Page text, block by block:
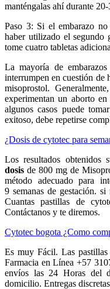
manténgalas ahí durante
Paso 3: Si el embarazo
haber utilizado el segundo
tome cuatro tabletas
La mayoría de
interrumpen en cuestión de
misoprostol.
experimentan un aborto
algunos casos puede
exitoso, debe repetirse
¿Dosis de cytotec para
Los resultados obtenidos
dosis de 800 mg de
método adecuado para
9 semanas de gestación. si
Cuantas pastillas de
Contáctanos y te diremos.
Cytotec bogota ¿Como
Es muy Fácil. Las
Farmacia en Línea +57
envíos las 24 Horas del
domicilio. Entregas